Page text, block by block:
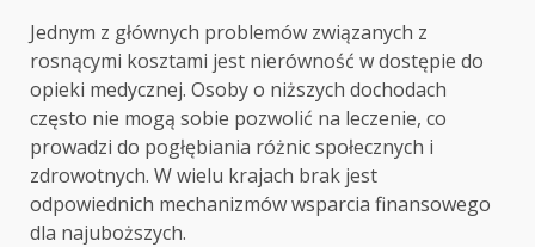
Jednym z głównych problemów związanych z
rosnącymi kosztami jest nierówność w dostępie do
opieki medycznej. Osoby o niższych dochodach
często nie mogą sobie pozwolić na leczenie, co
prowadzi do pogłębiania różnic społecznych i
zdrowotnych. W wielu krajach brak jest
odpowiednich mechanizmów wsparcia finansowego
dla najuboższych.